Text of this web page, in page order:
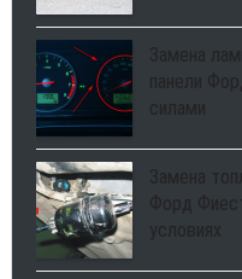
Замена
панели
силами
Замена
Форд
условиях